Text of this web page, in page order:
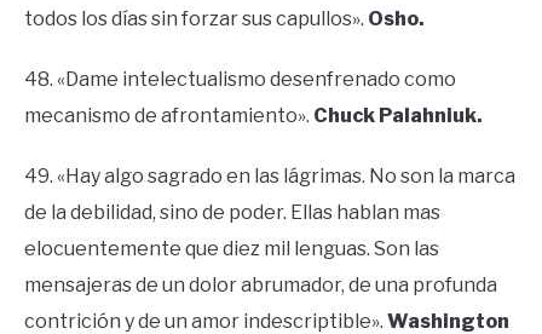
todos los días sin forzar sus capullos». Osho.
48. «Dame intelectualismo desenfrenado como
mecanismo de afrontamiento». Chuck Palahniuk.
49. «Hay algo sagrado en las lágrimas. No son la marca
de la debilidad, sino de poder. Ellas hablan mas
elocuentemente que diez mil lenguas. Son las
mensajeras de un dolor abrumador, de una profunda
contrición y de un amor indescriptible». Washington